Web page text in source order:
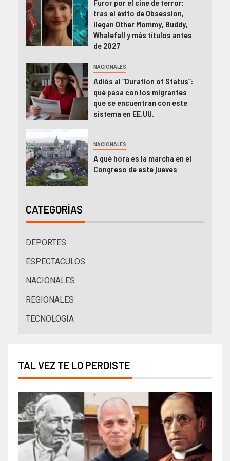
Furor por el cine de terror:
tras el éxito de Obsession,
llegan Other Mommy, Buddy,
Whalefall y más títulos antes
de 2027
NACIONALES
Adiós al “Duration of Status”:
qué pasa con los migrantes
que se encuentran con este
sistema en EE.UU.
NACIONALES
A qué hora es la marcha en el
Congreso de este jueves
CATEGORÍAS
DEPORTES
ESPECTACULOS
NACIONALES
REGIONALES
TECNOLOGIA
TAL VEZ TE LO PERDISTE